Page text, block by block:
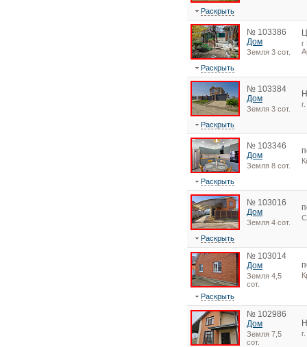
Раскрыть
№ 103386
Дом
Земля 3 сот.
г
Раскрыть
№ 103384
Дом
Земля 3 сот.
Раскрыть
№ 103346
Дом
Земля 8 сот.
Раскрыть
№ 103016
Дом
Земля 4 сот.
Раскрыть
№ 103014
Дом
Земля 4,5
сот.
Раскрыть
№ 102986
Дом
Земля 7,5
сот.